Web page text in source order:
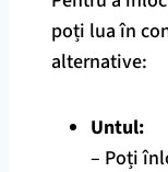
poți lua în
alternative:
Untul:
– Poți